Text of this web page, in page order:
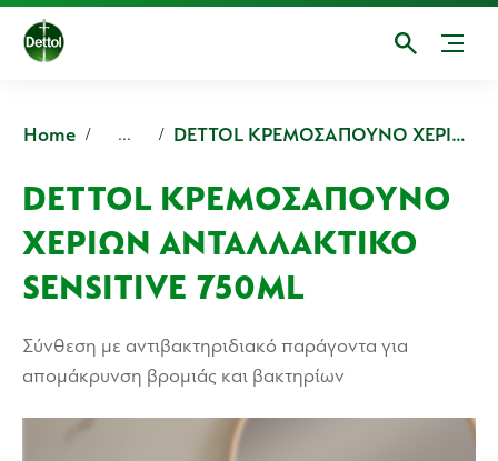
Home ... DETTOL ΚΡΕΜΟΣΑΠΟΥΝΟ ΧΕΡΙΩΝ ΑΝΤΑΛΛΑΚΤΙΚΟ SENSITIVE
DETTOL ΚΡΕΜΟΣΑΠΟΥΝΟ
ΧΕΡΙΩΝ ΑΝΤΑΛΛΑΚΤΙΚΟ
SENSITIVE 750ML
Σύνθεση με αντιβακτηριδιακό παράγοντα για
απομάκρυνση βρομιάς και βακτηρίων